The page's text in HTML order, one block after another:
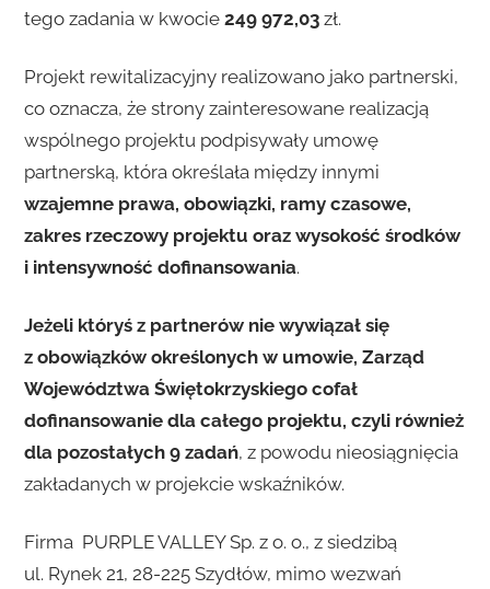
tego zadania w kwocie 249 972,03zł.
Projekt rewitalizacyjny realizowano jako partnerski,
co oznacza, że strony zainteresowane realizacją
wspólnego projektu podpisywały umowę
partnerską, która określała między innymi
wzajemne prawa, obowiązki, ramy czasowe,
zakres rzeczowy projektu oraz wysokość środków
i intensywność dofinansowania.
Jeżeli któryś z partnerów nie wywiązał się
z obowiązków określonych w umowie, Zarząd
Województwa Świętokrzyskiego cofał
dofinansowanie dla całego projektu, czyli również
dla pozostałych 9 zadań, z powodu nieosiągnięcia
zakładanych w projekcie wskaźników.
Firma PURPLE VALLEY Sp. z o. o., z siedzibą
ul. Rynek 21, 28-225 Szydłów, mimo wezwań